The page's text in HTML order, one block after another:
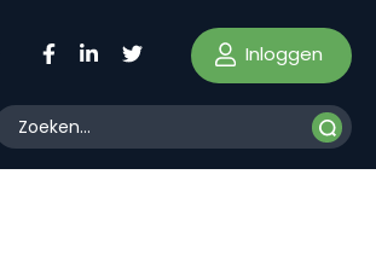
Inloggen